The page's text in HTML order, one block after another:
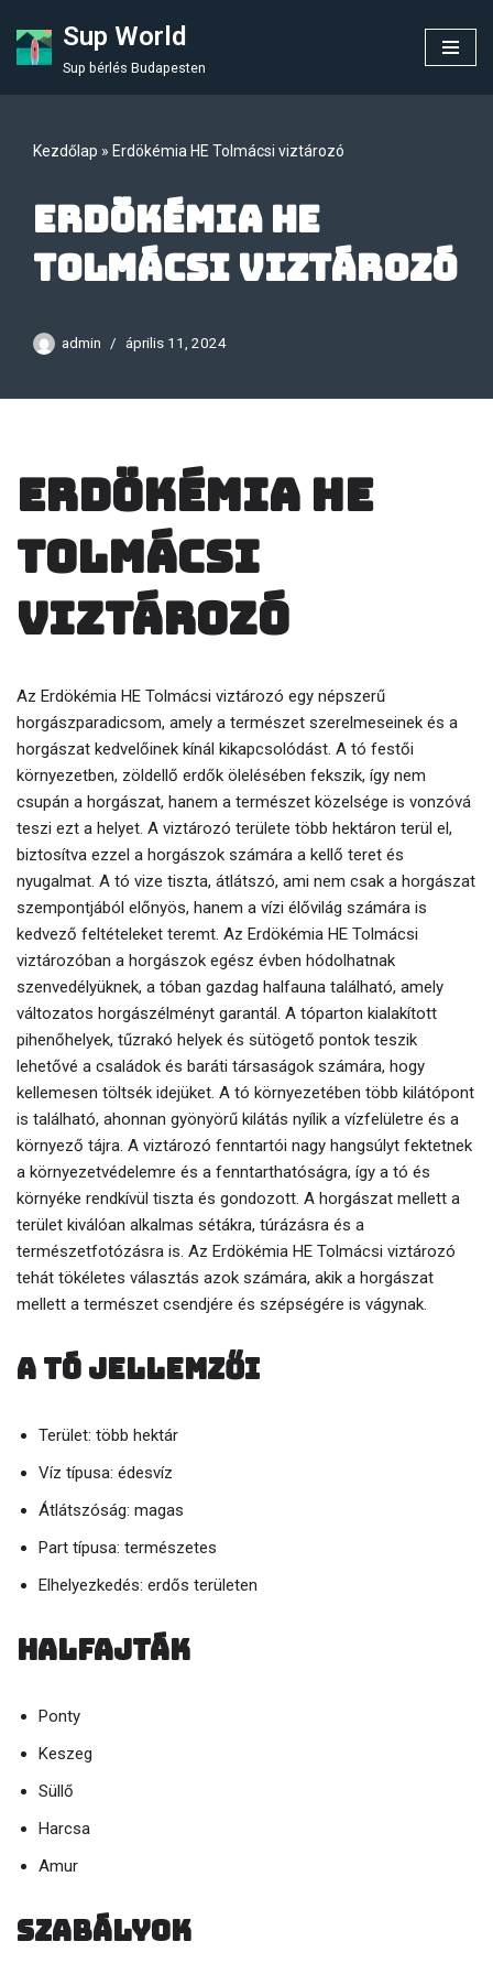
Skip
Sup World
Sup bérlés Budapesten
Kezdőlap » Erdökémia HE Tolmácsi viztározó
Erdökémia HE
Tolmácsi viztározó
admin április 11, 2024
Erdökémia HE
Tolmácsi
viztározó
Az Erdökémia HE Tolmácsi viztározó egy népszerű
horgászparadicsom, amely a természet szerelmeseinek és a
horgászat kedvelőinek kínál kikapcsolódást. A tó festői
környezetben, zöldellő erdők ölelésében fekszik, így nem
csupán a horgászat, hanem a természet közelsége is vonzóvá
teszi ezt a helyet. A viztározó területe több hektáron terül el,
biztosítva ezzel a horgászok számára a kellő teret és
nyugalmat. A tó vize tiszta, átlátszó, ami nem csak a horgászat
szempontjából előnyös, hanem a vízi élővilág számára is
kedvező feltételeket teremt. Az Erdökémia HE Tolmácsi
viztározóban a horgászok egész évben hódolhatnak
szenvedélyüknek, a tóban gazdag halfauna található, amely
változatos horgászélményt garantál. A tóparton kialakított
pihenőhelyek, tűzrakó helyek és sütögető pontok teszik
lehetővé a családok és baráti társaságok számára, hogy
kellemesen töltsék idejüket. A tó környezetében több kilátópont
is található, ahonnan gyönyörű kilátás nyílik a vízfelületre és a
környező tájra. A viztározó fenntartói nagy hangsúlyt fektetnek
a környezetvédelemre és a fenntarthatóságra, így a tó és
környéke rendkívül tiszta és gondozott. A horgászat mellett a
terület kiválóan alkalmas sétákra, túrázásra és a
természetfotózásra is. Az Erdökémia HE Tolmácsi viztározó
tehát tökéletes választás azok számára, akik a horgászat
mellett a természet csendjére és szépségére is vágynak.
A tó jellemzői
Terület: több hektár
Víz típusa: édesvíz
Átlátszóság: magas
Part típusa: természetes
Elhelyezkedés: erdős területen
Halfajták
Ponty
Keszeg
Süllő
Harcsa
Amur
Szabályok